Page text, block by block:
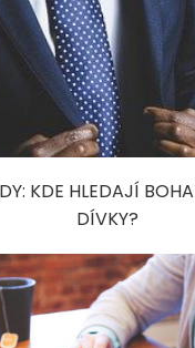
KDE HLEDAJÍ
DÍVKY?